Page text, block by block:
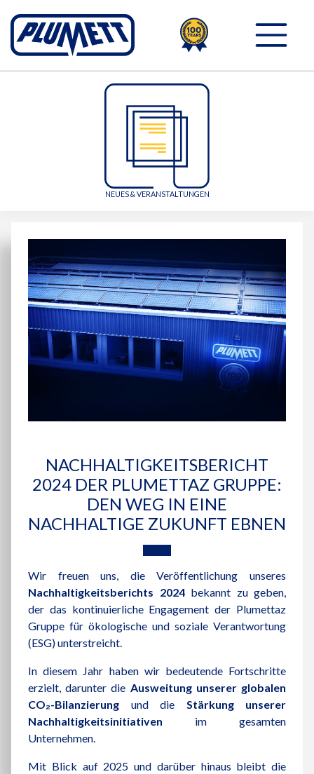
PLUMETT - PUSH THE
100TH
NEUES & VERANSTALTUNGEN
NACHHALTIGKEITSBERICHT
2024 DER PLUMETTAZ GRUPPE:
DEN WEG IN EINE
NACHHALTIGE ZUKUNFT EBNEN
Wir freuen uns, die Veröffentlichung unseres
Nachhaltigkeitsberichts 2024bekannt zu geben,
der das kontinuierliche Engagement der Plumettaz
Gruppe für ökologische und soziale Verantwortung
(ESG) unterstreicht.
In diesem Jahr haben wir bedeutende Fortschritte
erzielt, darunter die Ausweitung unserer globalen
CO₂-Bilanzierung und die Stärkung unserer
Nachhaltigkeitsinitiativen im gesamten
Unternehmen.
Mit Blick auf 2025 und darüber hinaus bleibt die